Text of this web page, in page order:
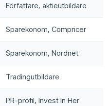
Författare, aktieutbildare
Sparekonom, Compricer
Sparekonom, Nordnet
Tradingutbildare
PR-profil, Invest In Her